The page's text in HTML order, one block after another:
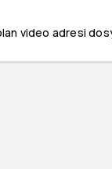
video adresi